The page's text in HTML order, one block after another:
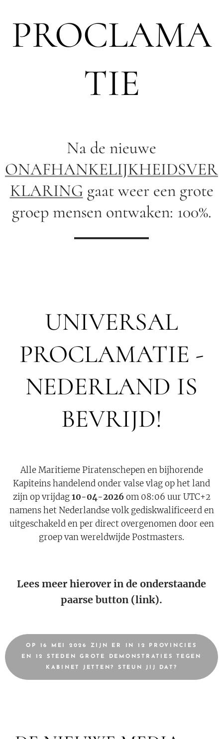
PROCLAMA
TIE
Na de nieuwe
ONAFHANKELIJKHEIDSVER
KLARING gaat weer een grote
groep mensen ontwaken: 100%.
UNIVERSAL
PROCLAMATIE -
NEDERLAND IS
BEVRIJD!
Alle Maritieme Piratenschepen en bijhorende
Kapiteins handelend onder valse vlag op het land
zijn op vrijdag10-04-2026om 08:06 uur UTC+2
namens het Nederlandse volk gediskwalificeerd en
uitgeschakeld en per direct overgenomen door een
groep van wereldwijde Postmasters.
Lees meer hierover in de onderstaande
paarse button (link).
OP 16 MEI 2026 ZIJN ER IN 12 PROVINCIES
EN 12 STEDEN GROTE DEMONSTRATIES TEGEN
KABINET JETTEN? STEUN JIJ DAT?